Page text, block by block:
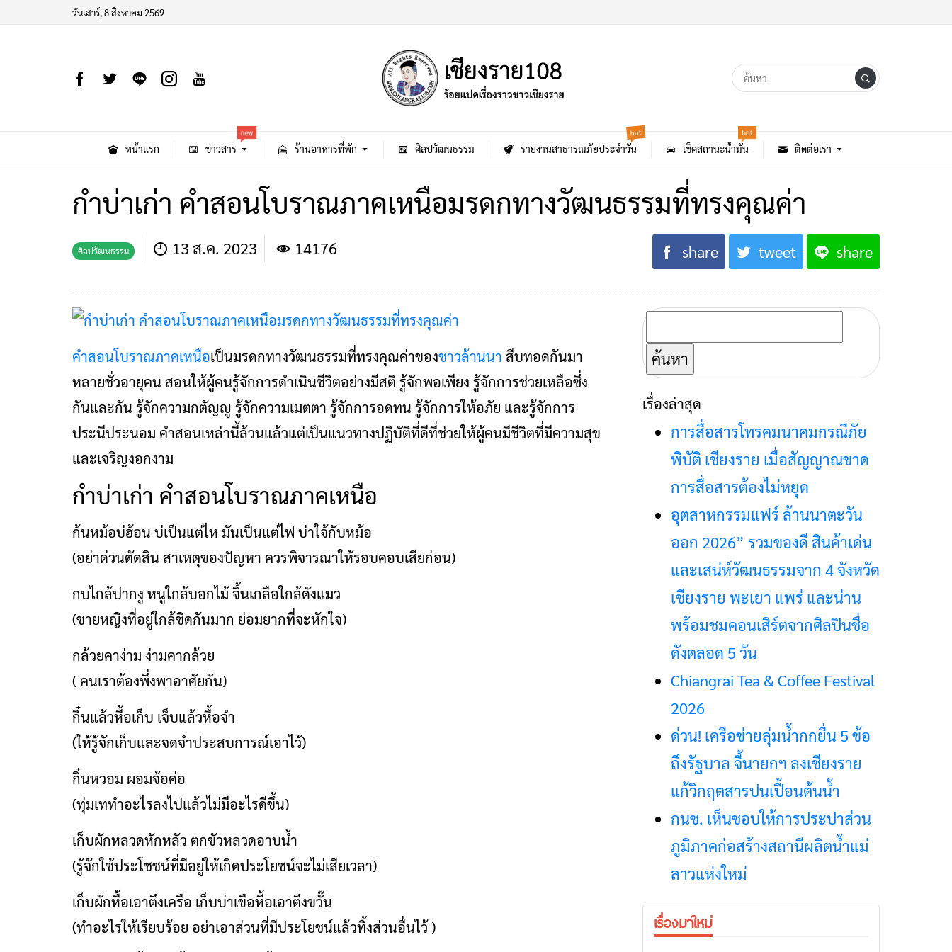
วันเสาร์, 8 สิงหาคม 2569
หน้าแรก ข่าวสาร
new
ร้านอาหารที่พัก ศิลปวัฒนธรรม รายงานสาธารณภัยประจำวัน
hot
เช็คสถานะน้ำมัน
hot
ติดต่อเรา
กำบ่าเก่า คำสอนโบราณภาคเหนือมรดกทางวัฒนธรรมที่ทรงคุณค่า
ศิลปวัฒนธรรม 13 ส.ค. 2023 14176 share tweet share
คำสอนโบราณภาคเหนือเป็นมรดกทางวัฒนธรรมที่ทรงคุณค่าของชาวล้านนา สืบทอดกันมา
หลายชั่วอายุคน สอนให้ผู้คนรู้จักการดำเนินชีวิตอย่างมีสติ รู้จักพอเพียง รู้จักการช่วยเหลือซึ่ง
กันและกัน รู้จักความกตัญญู รู้จักความเมตตา รู้จักการอดทน รู้จักการให้อภัย และรู้จักการ
ประนีประนอม คำสอนเหล่านี้ล้วนแล้วแต่เป็นแนวทางปฏิบัติที่ดีที่ช่วยให้ผู้คนมีชีวิตที่มีความสุข
และเจริญงอกงาม
กำบ่าเก่า คำสอนโบราณภาคเหนือ
ก้นหม้อบ่ฮ้อน บ่เป็นแต่ไห มันเป็นแต่ไฟ บ่าใจ้กับหม้อ
(อย่าด่วนตัดสิน สาเหตุของปัญหา ควรพิจารณาให้รอบคอบเสียก่อน)
กบไกล้ปากงู หนูใกล้บอกไม้ จิ้นเกลือใกล้ดังแมว
(ชายหญิงที่อยู่ใกล้ชิดกันมาก ย่อมยากที่จะหักใจ)
กล้วยคาง่าม ง่ามคากล้วย
( คนเราต้องพึ่งพาอาศัยกัน)
กิ๋นแล้วหื้อเก็บ เจ็บแล้วหื้อจำ
(ให้รู้จักเก็บและจดจำประสบการณ์เอาไว้)
กิ๋นหวอม ผอมจ้อค่อ
(ทุ่มเททำอะไรลงไปแล้วไม่มีอะไรดีขึ้น)
เก็บผักหลวดหักหลัว ตกขัวหลวดอาบน้ำ
(รู้จักใช้ประโชชน์ที่มีอยู่ให้เกิดประโยชน์จะไม่เสียเวลา)
เก็บผักหื้อเอาตึงเครือ เก็บบ่าเขือหื้อเอาตึงขวั๊น
(ทำอะไรให้เรียบร้อย อย่าเอาส่วนที่มีประโยชน์แล้วทิ้งส่วนอื่นไว้ )
ค้นหา
สำหรับ:
เรื่องล่าสุด
การสื่อสารโทรคมนาคมกรณีภัย
พิบัติ เชียงราย เมื่อสัญญาณขาด
การสื่อสารต้องไม่หยุด
อุตสาหกรรมแฟร์ ล้านนาตะวัน
ออก 2026” รวมของดี สินค้าเด่น
และเสน่ห์วัฒนธรรมจาก 4 จังหวัด
เชียงราย พะเยา แพร่ และน่าน
พร้อมชมคอนเสิร์ตจากศิลปินชื่อ
ดังตลอด 5 วัน
Chiangrai Tea & Coffee Festival
2026
ด่วน! เครือข่ายลุ่มน้ำกกยื่น 5 ข้อ
ถึงรัฐบาล จี้นายกฯ ลงเชียงราย
แก้วิกฤตสารปนเปื้อนต้นน้ำ
กนช. เห็นชอบให้การประปาส่วน
ภูมิภาคก่อสร้างสถานีผลิตน้ำแม่
ลาวแห่งใหม่
เรื่องมาใหม่